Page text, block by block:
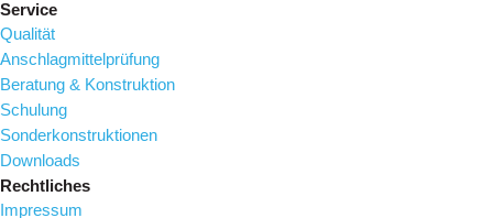
Service
Qualität
Anschlagmittelprüfung
Beratung & Konstruktion
Schulung
Sonderkonstruktionen
Downloads
Rechtliches
Impressum